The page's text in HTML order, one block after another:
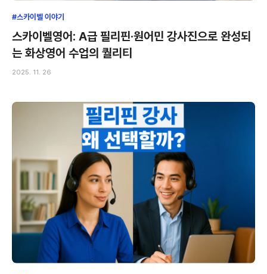
#스카이벨 이야기
스카이벨영어: A급 필리핀·원어민 강사진으로 완성되
는 화상영어 수업의 퀄리티
2025. 11. 26